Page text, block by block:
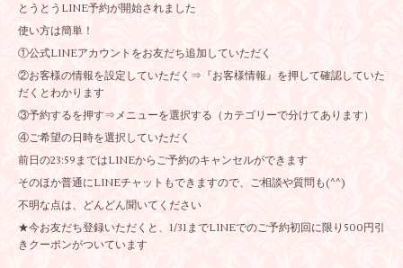
とうとうLINE予約が開始されました
使い方は簡単！
①公式LINEアカウントをお友だち追加していただく
②お客様の情報を設定していただく⇒『お客様情報』を押して確認していた
だくとわかります
③予約するを押す⇒メニューを選択する（カテゴリーで分けてあります）
④ご希望の日時を選択していただく
前日の23:59まではLINEからご予約のキャンセルができます
そのほか普通にLINEチャットもできますので、ご相談や質問も(^^)
不明な点は、どんどん聞いてください
★今お友だち登録いただくと、1/31までLINEでのご予約初回に限り500円引
きクーポンがついています